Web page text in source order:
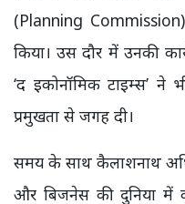
(Planning
किया। उस दौर में उनकी
‘द इकोनॉमिक टाइम्स’ ने
प्रमुखता से जगह दी।
समय के साथ कैलाशनाथ
और बिजनेस की दुनिया में